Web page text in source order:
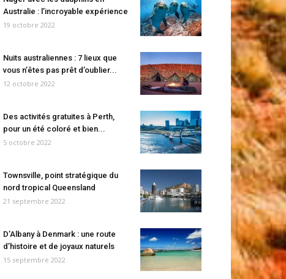
Australie : l’incroyable expérience
19 octobre 2022
Nuits australiennes : 7 lieux que
vous n’êtes pas prêt d’oublier...
12 octobre 2022
Des activités gratuites à Perth,
pour un été coloré et bien...
5 octobre 2022
Townsville, point stratégique du
nord tropical Queensland
21 septembre 2022
D’Albany à Denmark : une route
d’histoire et de joyaux naturels
15 septembre 2022